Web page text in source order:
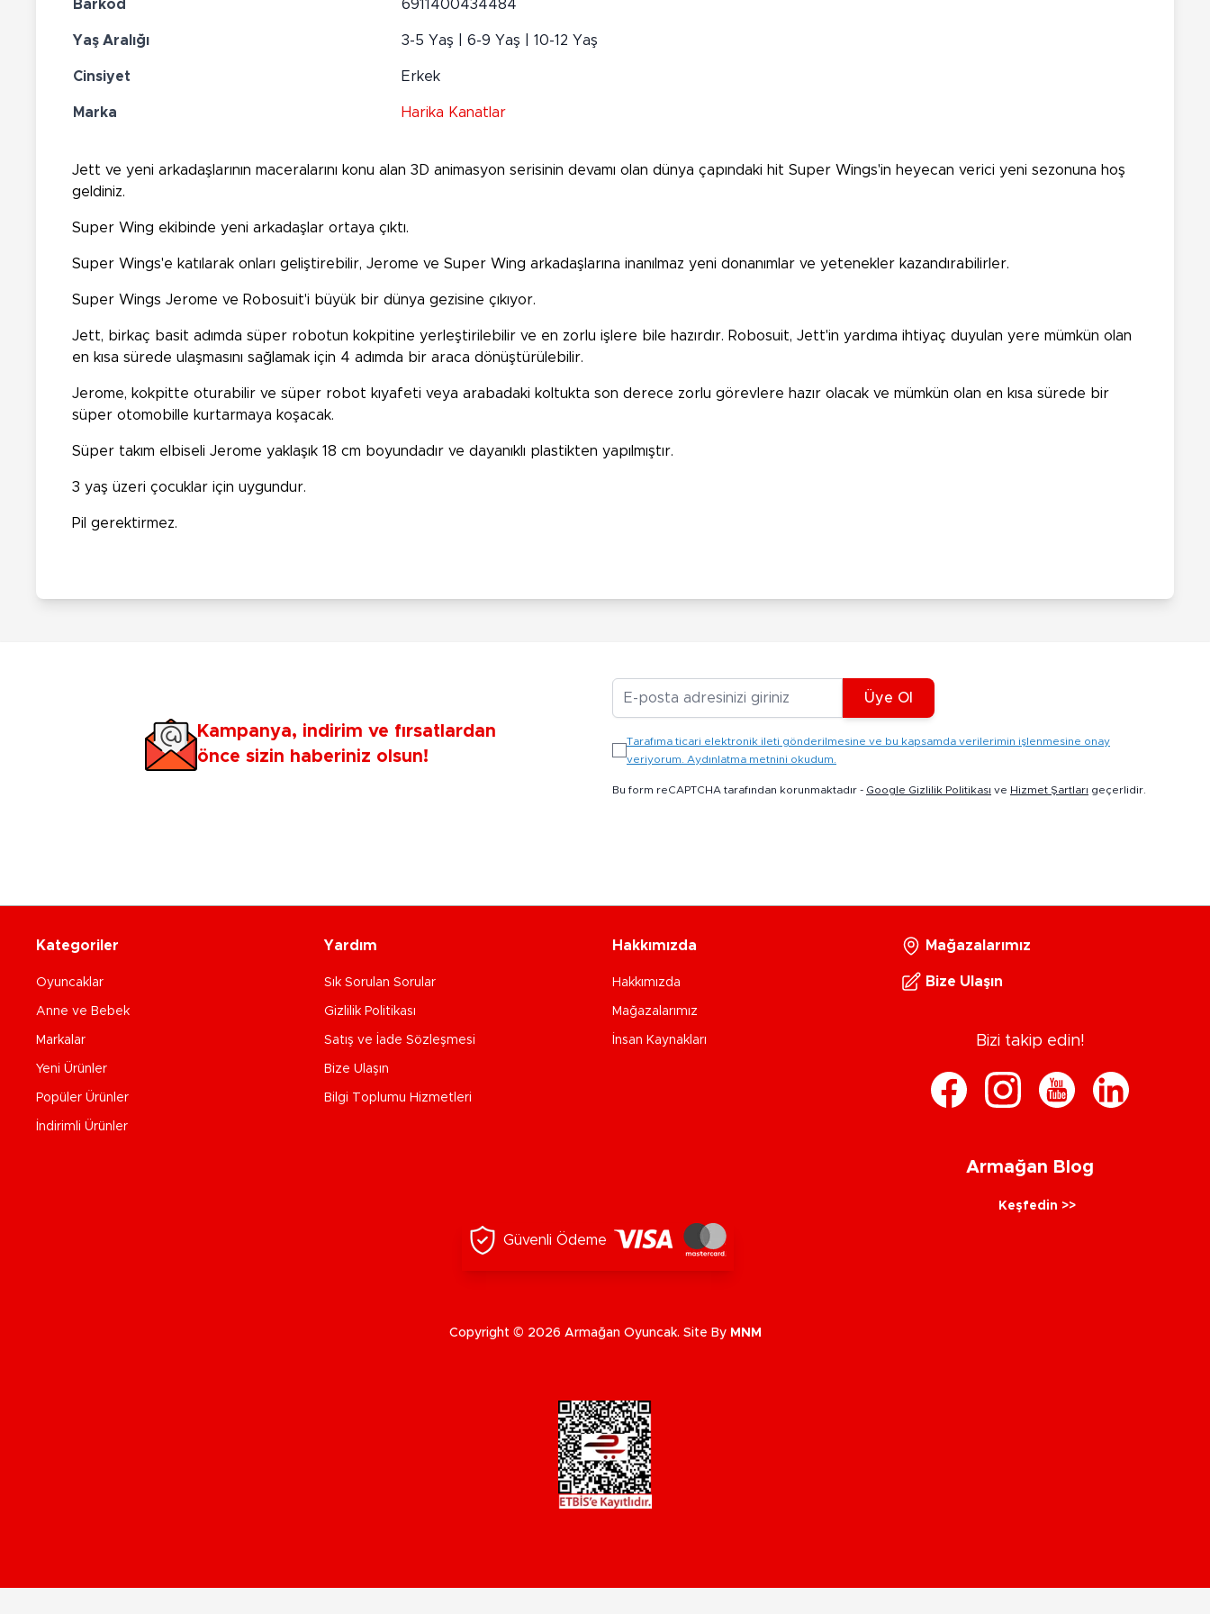
Barkod 6911400434484
Yaş Aralığı 3-5 Yaş | 6-9 Yaş | 10-12 Yaş
Cinsiyet Erkek
Marka Harika Kanatlar
Jett ve yeni arkadaşlarının maceralarını konu alan 3D animasyon serisinin devamı olan dünya çapındaki hit Super Wings'in heyecan verici yeni sezonuna hoş
geldiniz.
Super Wing ekibinde yeni arkadaşlar ortaya çıktı.
Super Wings'e katılarak onları geliştirebilir, Jerome ve Super Wing arkadaşlarına inanılmaz yeni donanımlar ve yetenekler kazandırabilirler.
Super Wings Jerome ve Robosuit'i büyük bir dünya gezisine çıkıyor.
Jett, birkaç basit adımda süper robotun kokpitine yerleştirilebilir ve en zorlu işlere bile hazırdır. Robosuit, Jett'in yardıma ihtiyaç duyulan yere mümkün olan
en kısa sürede ulaşmasını sağlamak için 4 adımda bir araca dönüştürülebilir.
Jerome, kokpitte oturabilir ve süper robot kıyafeti veya arabadaki koltukta son derece zorlu görevlere hazır olacak ve mümkün olan en kısa sürede bir
süper otomobille kurtarmaya koşacak.
Süper takım elbiseli Jerome yaklaşık 18 cm boyundadır ve dayanıklı plastikten yapılmıştır.
3 yaş üzeri çocuklar için uygundur.
Pil gerektirmez.
Kampanya, indirim ve fırsatlardan
önce sizin haberiniz olsun!
E-posta Adresiniz
Üye Ol
Tarafıma ticari elektronik ileti gönderilmesine ve bu kapsamda verilerimin işlenmesine onay
veriyorum. Aydınlatma metnini okudum.
Bu form reCAPTCHA tarafından korunmaktadır - Google Gizlilik Politikası ve Hizmet Şartları geçerlidir.
Kategoriler
Oyuncaklar
Anne ve Bebek
Markalar
Yeni Ürünler
Popüler Ürünler
İndirimli Ürünler
Yardım
Sık Sorulan Sorular
Gizlilik Politikası
Satış ve İade Sözleşmesi
Bize Ulaşın
Bilgi Toplumu Hizmetleri
Hakkımızda
Hakkımızda
Mağazalarımız
İnsan Kaynakları
Mağazalarımız
Bize Ulaşın
Bizi takip edin!
Armağan Blog
Keşfedin >>
Güvenli Ödeme
Copyright © 2026 Armağan Oyuncak. Site By MNM